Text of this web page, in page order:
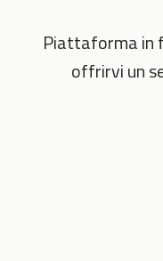
Piattaforma in
offrirvi un